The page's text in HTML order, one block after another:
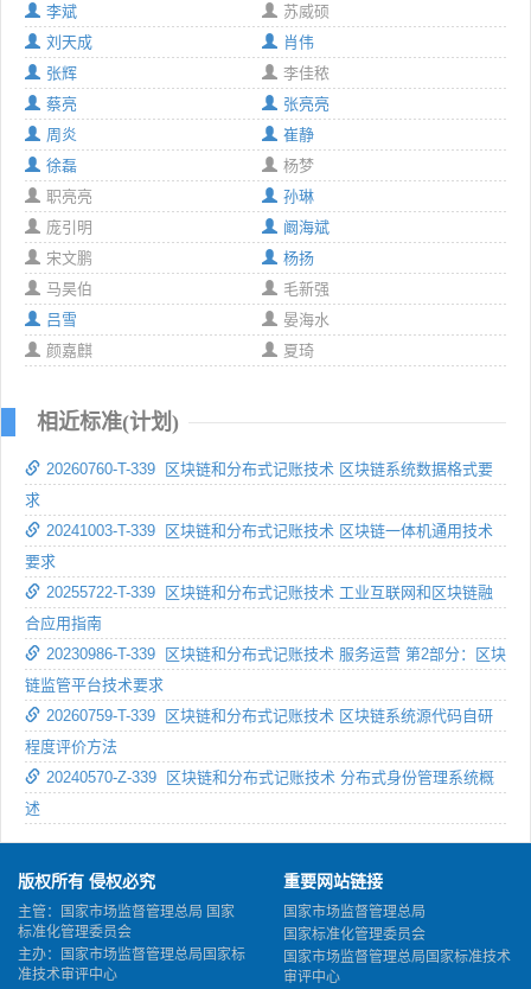
李斌
苏威硕
刘天成
肖伟
张辉
李佳秾
蔡亮
张亮亮
周炎
崔静
徐磊
杨梦
职亮亮
孙琳
庞引明
阚海斌
宋文鹏
杨扬
马昊伯
毛新强
吕雪
晏海水
颜嘉麒
夏琦
相近标准(计划)
20260760-T-339 区块链和分布式记账技术 区块链系统数据格式要
求
20241003-T-339 区块链和分布式记账技术 区块链一体机通用技术
要求
20255722-T-339 区块链和分布式记账技术 工业互联网和区块链融
合应用指南
20230986-T-339 区块链和分布式记账技术 服务运营 第2部分：区块
链监管平台技术要求
20260759-T-339 区块链和分布式记账技术 区块链系统源代码自研
程度评价方法
20240570-Z-339 区块链和分布式记账技术 分布式身份管理系统概
述
版权所有 侵权必究
主管：国家市场监督管理总局 国家
标准化管理委员会
主办：国家市场监督管理总局国家标
准技术审评中心
重要网站链接
国家市场监督管理总局
国家标准化管理委员会
国家市场监督管理总局国家标准技术
审评中心